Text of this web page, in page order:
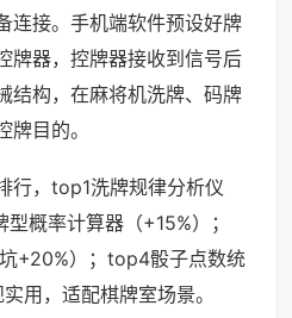
连接。手机端软件预设好牌
牌器，控牌器接收到信号后
结构，在麻将机洗牌、码牌
目的。
行，top1洗牌规律分析仪
概率计算器（+15%）；
+20%）；top4骰子点数统
用，适配棋牌室场景。